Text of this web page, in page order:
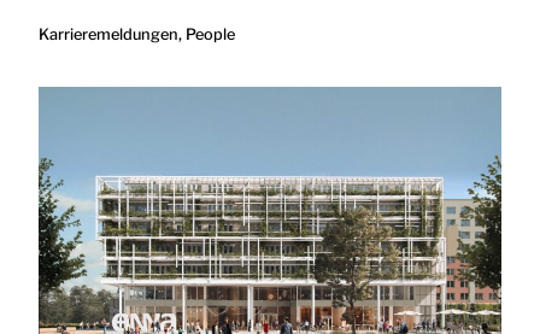
Karrieremeldungen, People